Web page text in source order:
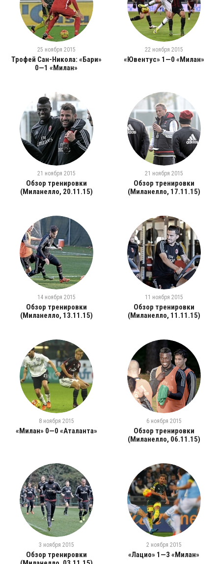
25 ноября 2015
Трофей Сан-Никола: «Бари»
0—1 «Милан»
22 ноября 2015
«Ювентус» 1—0 «Милан»
21 ноября 2015
Обзор тренировки
(Миланелло, 20.11.15)
21 ноября 2015
Обзор тренировки
(Миланелло, 17.11.15)
14 ноября 2015
Обзор тренировки
(Миланелло, 13.11.15)
11 ноября 2015
Обзор тренировки
(Миланелло, 11.11.15)
8 ноября 2015
«Милан» 0—0 «Аталанта»
6 ноября 2015
Обзор тренировки
(Миланелло, 06.11.15)
3 ноября 2015
Обзор тренировки
2 ноября 2015
«Лацио» 1—3 «Милан»